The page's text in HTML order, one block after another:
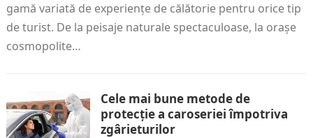
gamă variată de experiențe de călătorie pentru orice tip
de turist. De la peisaje naturale spectaculoase, la orașe
cosmopolite…
Cele mai bune metode de
protecție a caroseriei împotriva
zgârieturilor